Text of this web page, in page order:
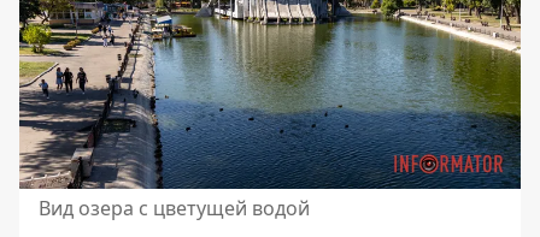
Вид озера с цветущей водой